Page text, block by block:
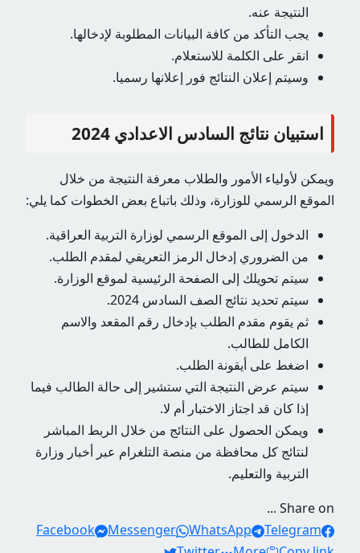
النتيجة عنه.
يجب التأكد من كافة البيانات المطلوبة لإدخالها.
انقر على الكلمة للاستعلام.
وسيتم إعلان النتائج فور إعلانها رسميا.
استبيان نتائج السادس الاعدادي 2024
ويمكن لأولياء الأمور والطلاب معرفة النتيجة من خلال
الموقع الرسمي للوزارة، وذلك باتباع بعض الخطوات كما يلي:
الدخول إلى الموقع الرسمي لوزارة التربية العراقية.
من الضروري إدخال الرمز التعريفي لمقدم الطلب.
سيتم تحويلك إلى الصفحة الرئيسية لموقع الوزارة.
سيتم تحديد نتائج الصف السادس 2024.
ثم يقوم مقدم الطلب بإدخال رقم المقعد والاسم
الكامل للطالب.
اضغط على أيقونة الطلب.
سيتم عرض النتيجة التي ستشير إلى حالة الطالب فيما
إذا كان قد اجتاز الاختبار أم لا.
ويمكن الحصول على النتائج من خلال الربط المباشر
لنتائج كل محافظة من منصة التلغرام عبر أخبار وزارة
التربية والتعليم.
Share on ...
Facebook
Messenger WhatsApp
Telegram